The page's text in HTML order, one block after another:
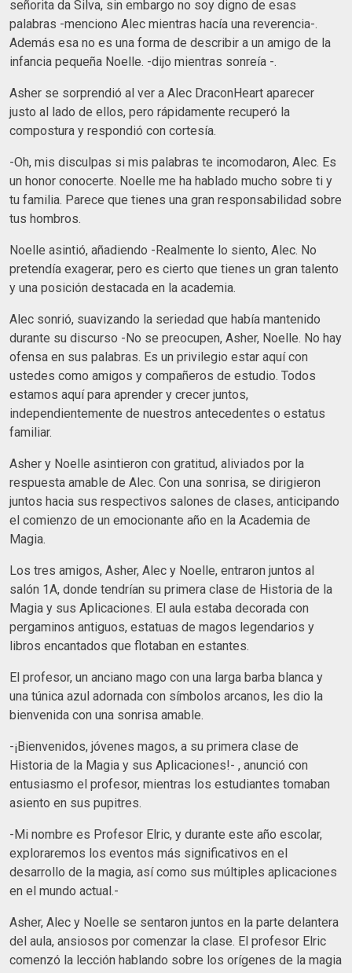
señorita da Silva, sin embargo no soy digno de esas
palabras -menciono Alec mientras hacía una reverencia-.
Además esa no es una forma de describir a un amigo de la
infancia pequeña Noelle. -dijo mientras sonreía -.
Asher se sorprendió al ver a Alec DraconHeart aparecer
justo al lado de ellos, pero rápidamente recuperó la
compostura y respondió con cortesía.
-Oh, mis disculpas si mis palabras te incomodaron, Alec. Es
un honor conocerte. Noelle me ha hablado mucho sobre ti y
tu familia. Parece que tienes una gran responsabilidad sobre
tus hombros.
Noelle asintió, añadiendo -Realmente lo siento, Alec. No
pretendía exagerar, pero es cierto que tienes un gran talento
y una posición destacada en la academia.
Alec sonrió, suavizando la seriedad que había mantenido
durante su discurso -No se preocupen, Asher, Noelle. No hay
ofensa en sus palabras. Es un privilegio estar aquí con
ustedes como amigos y compañeros de estudio. Todos
estamos aquí para aprender y crecer juntos,
independientemente de nuestros antecedentes o estatus
familiar.
Asher y Noelle asintieron con gratitud, aliviados por la
respuesta amable de Alec. Con una sonrisa, se dirigieron
juntos hacia sus respectivos salones de clases, anticipando
el comienzo de un emocionante año en la Academia de
Magia.
Los tres amigos, Asher, Alec y Noelle, entraron juntos al
salón 1A, donde tendrían su primera clase de Historia de la
Magia y sus Aplicaciones. El aula estaba decorada con
pergaminos antiguos, estatuas de magos legendarios y
libros encantados que flotaban en estantes.
El profesor, un anciano mago con una larga barba blanca y
una túnica azul adornada con símbolos arcanos, les dio la
bienvenida con una sonrisa amable.
-¡Bienvenidos, jóvenes magos, a su primera clase de
Historia de la Magia y sus Aplicaciones!- , anunció con
entusiasmo el profesor, mientras los estudiantes tomaban
asiento en sus pupitres.
-Mi nombre es Profesor Elric, y durante este año escolar,
exploraremos los eventos más significativos en el
desarrollo de la magia, así como sus múltiples aplicaciones
en el mundo actual.-
Asher, Alec y Noelle se sentaron juntos en la parte delantera
del aula, ansiosos por comenzar la clase. El profesor Elric
comenzó la lección hablando sobre los orígenes de la magia